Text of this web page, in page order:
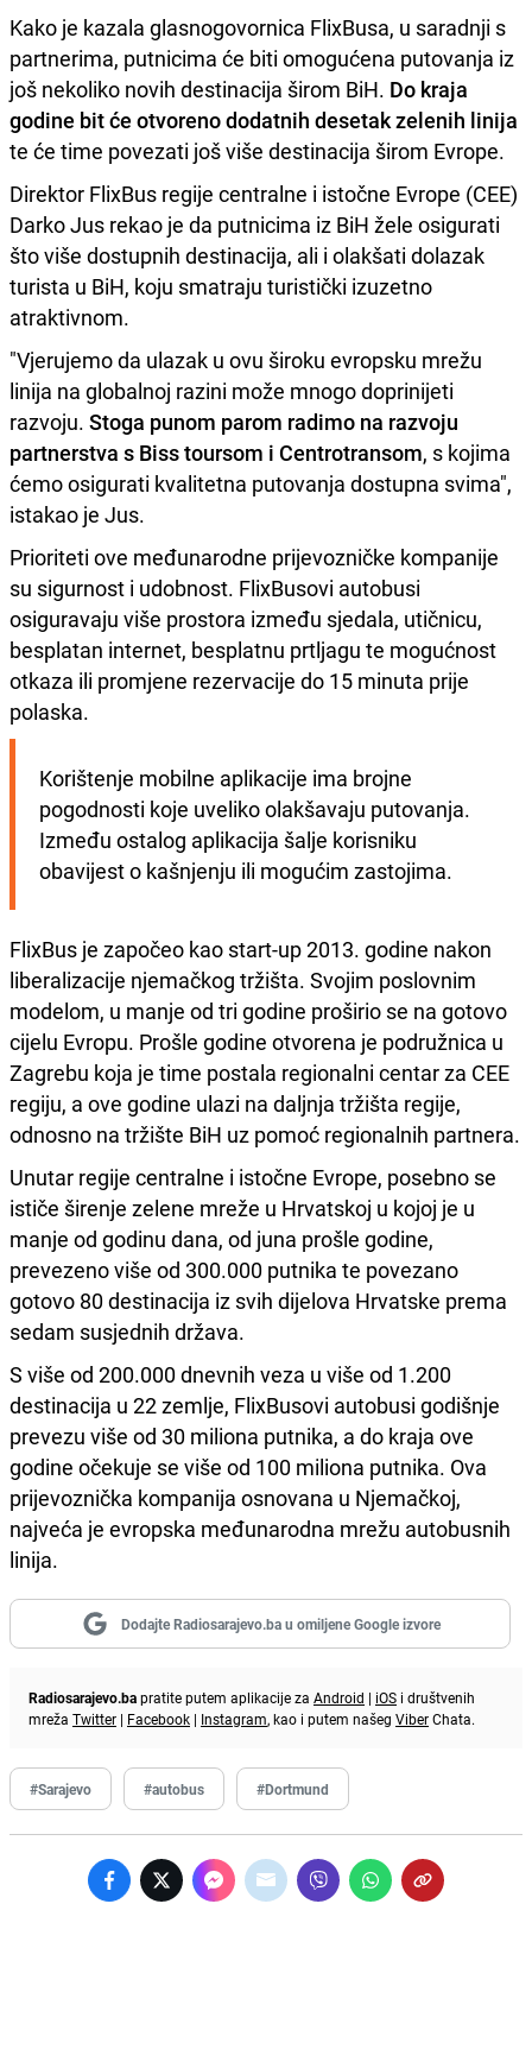
Kako je kazala glasnogovornica FlixBusa, u saradnji s
partnerima, putnicima će biti omogućena putovanja iz
još nekoliko novih destinacija širom BiH. Do kraja
godine bit će otvoreno dodatnih desetak zelenih linija
te će time povezati još više destinacija širom Evrope.
Direktor FlixBus regije centralne i istočne Evrope (CEE)
Darko Jus rekao je da putnicima iz BiH žele osigurati
što više dostupnih destinacija, ali i olakšati dolazak
turista u BiH, koju smatraju turistički izuzetno
atraktivnom.
"Vjerujemo da ulazak u ovu široku evropsku mrežu
linija na globalnoj razini može mnogo doprinijeti
razvoju. Stoga punom parom radimo na razvoju
partnerstva s Biss toursom i Centrotransom, s kojima
ćemo osigurati kvalitetna putovanja dostupna svima",
istakao je Jus.
Prioriteti ove međunarodne prijevozničke kompanije
su sigurnost i udobnost. FlixBusovi autobusi
osiguravaju više prostora između sjedala, utičnicu,
besplatan internet, besplatnu prtljagu te mogućnost
otkaza ili promjene rezervacije do 15 minuta prije
polaska.
Korištenje mobilne aplikacije ima brojne
pogodnosti koje uveliko olakšavaju putovanja.
Između ostalog aplikacija šalje korisniku
obavijest o kašnjenju ili mogućim zastojima.
FlixBus je započeo kao start-up 2013. godine nakon
liberalizacije njemačkog tržišta. Svojim poslovnim
modelom, u manje od tri godine proširio se na gotovo
cijelu Evropu. Prošle godine otvorena je podružnica u
Zagrebu koja je time postala regionalni centar za CEE
regiju, a ove godine ulazi na daljnja tržišta regije,
odnosno na tržište BiH uz pomoć regionalnih partnera.
Unutar regije centralne i istočne Evrope, posebno se
ističe širenje zelene mreže u Hrvatskoj u kojoj je u
manje od godinu dana, od juna prošle godine,
prevezeno više od 300.000 putnika te povezano
gotovo 80 destinacija iz svih dijelova Hrvatske prema
sedam susjednih država.
S više od 200.000 dnevnih veza u više od 1.200
destinacija u 22 zemlje, FlixBusovi autobusi godišnje
prevezu više od 30 miliona putnika, a do kraja ove
godine očekuje se više od 100 miliona putnika. Ova
prijevoznička kompanija osnovana u Njemačkoj,
najveća je evropska međunarodna mrežu autobusnih
linija.
Dodajte Radiosarajevo.ba u omiljene Google izvore
Radiosarajevo.bapratite putem aplikacije za Android | iOS i društvenih
mreža Twitter | Facebook | Instagram, kao i putem našeg ViberChata.
#Sarajevo #autobus #Dortmund